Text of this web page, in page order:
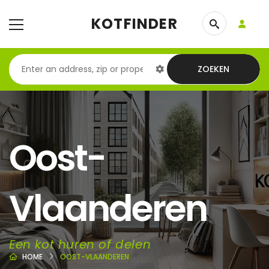
KOTFINDER
ZOEKEN
Oost-
Vlaanderen
Een kot huren of delen
HOME OOST-VLAANDEREN